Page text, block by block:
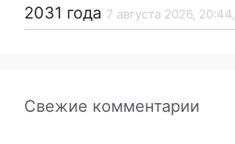
2031 года 7 августа 2026, 20:44,
Свежие комментарии